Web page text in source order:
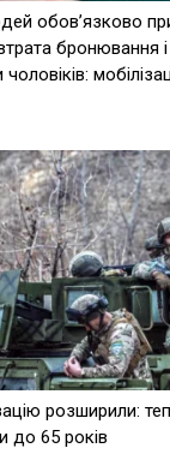
обов’язково
бронювання
чоловіків:
розширили:
до 65 років